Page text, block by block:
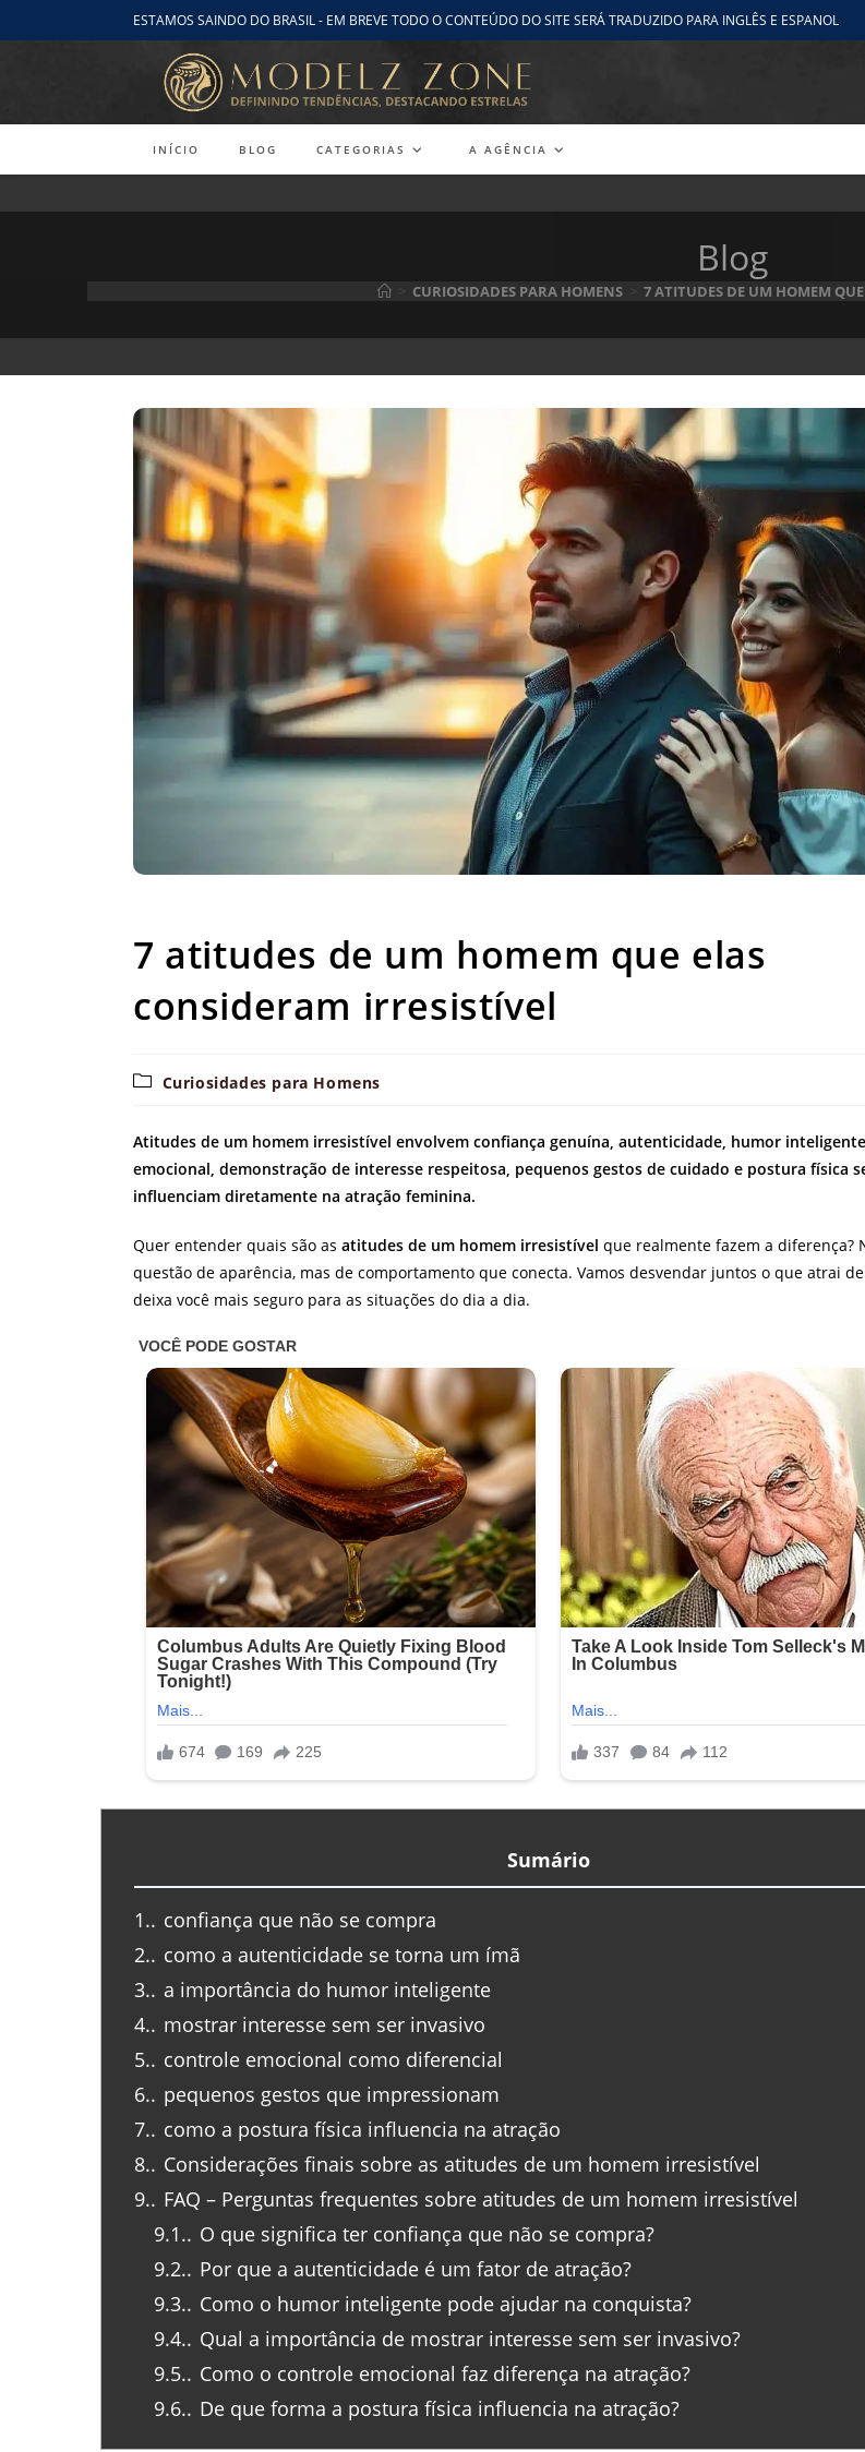
para
ESTAMOS SAINDO DO BRASIL - EM BREVE TODO O CONTEÚDO DO SITE SERÁ TRADUZIDO PARA INGLÊS E ESPANOL
INÍCIO BLOG CATEGORIAS A AGÊNCIA
Blog
CURIOSIDADES PARA HOMENS 7 ATITUDES DE UM HOMEM
7 atitudes de um homem que elas
consideram irresistível
Categoria
Curiosidades para Homens
Atitudes de um homem irresistível envolvem confiança genuína, autenticidade, humor
emocional, demonstração de interesse respeitosa, pequenos gestos de cuidado e postura física
influenciam diretamente na atração feminina.
Quer entender quais são as atitudes de um homem irresistível que realmente fazem a diferença?
questão de aparência, mas de comportamento que conecta. Vamos desvendar juntos o que atrai
deixa você mais seguro para as situações do dia a dia.
Sumário
1. confiança que não se compra
2. como a autenticidade se torna um ímã
3. a importância do humor inteligente
4. mostrar interesse sem ser invasivo
5. controle emocional como diferencial
6. pequenos gestos que impressionam
7. como a postura física influencia na atração
8. Considerações finais sobre as atitudes de um homem irresistível
9. FAQ – Perguntas frequentes sobre atitudes de um homem irresistível
9.1. O que significa ter confiança que não se compra?
9.2. Por que a autenticidade é um fator de atração?
9.3. Como o humor inteligente pode ajudar na conquista?
9.4. Qual a importância de mostrar interesse sem ser invasivo?
9.5. Como o controle emocional faz diferença na atração?
9.6. De que forma a postura física influencia na atração?